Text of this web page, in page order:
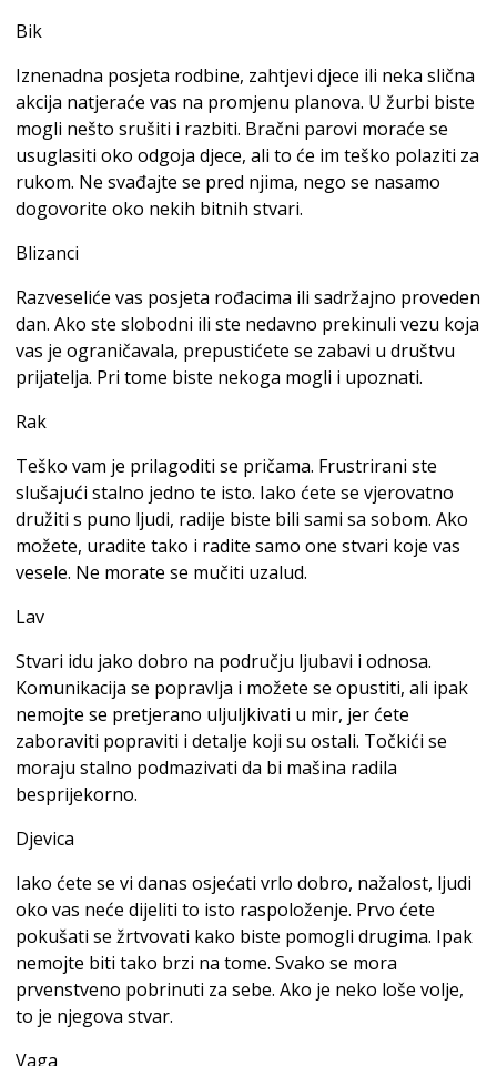
Bik
Iznenadna posjeta rodbine, zahtjevi djece ili neka slična
akcija natjeraće vas na promjenu planova. U žurbi biste
mogli nešto srušiti i razbiti. Bračni parovi moraće se
usuglasiti oko odgoja djece, ali to će im teško polaziti za
rukom. Ne svađajte se pred njima, nego se nasamo
dogovorite oko nekih bitnih stvari.
Blizanci
Razveseliće vas posjeta rođacima ili sadržajno proveden
dan. Ako ste slobodni ili ste nedavno prekinuli vezu koja
vas je ograničavala, prepustićete se zabavi u društvu
prijatelja. Pri tome biste nekoga mogli i upoznati.
Rak
Teško vam je prilagoditi se pričama. Frustrirani ste
slušajući stalno jedno te isto. Iako ćete se vjerovatno
družiti s puno ljudi, radije biste bili sami sa sobom. Ako
možete, uradite tako i radite samo one stvari koje vas
vesele. Ne morate se mučiti uzalud.
Lav
Stvari idu jako dobro na području ljubavi i odnosa.
Komunikacija se popravlja i možete se opustiti, ali ipak
nemojte se pretjerano uljuljkivati u mir, jer ćete
zaboraviti popraviti i detalje koji su ostali. Točkići se
moraju stalno podmazivati da bi mašina radila
besprijekorno.
Djevica
Iako ćete se vi danas osjećati vrlo dobro, nažalost, ljudi
oko vas neće dijeliti to isto raspoloženje. Prvo ćete
pokušati se žrtvovati kako biste pomogli drugima. Ipak
nemojte biti tako brzi na tome. Svako se mora
prvenstveno pobrinuti za sebe. Ako je neko loše volje,
to je njegova stvar.
Vaga